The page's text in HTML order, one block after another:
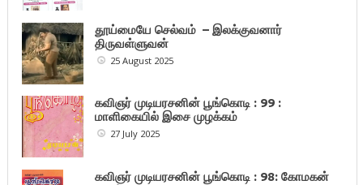
தூய்மையே செல்வம் – இலக்குவனார்
திருவள்ளுவன்
25 August 2025
கவிஞர் முடியரசனின் பூங்கொடி : 99 :
மாளிகையில் இசை முழக்கம்
27 July 2025
கவிஞர் முடியரசனின் பூங்கொடி : 98: கோமகன்